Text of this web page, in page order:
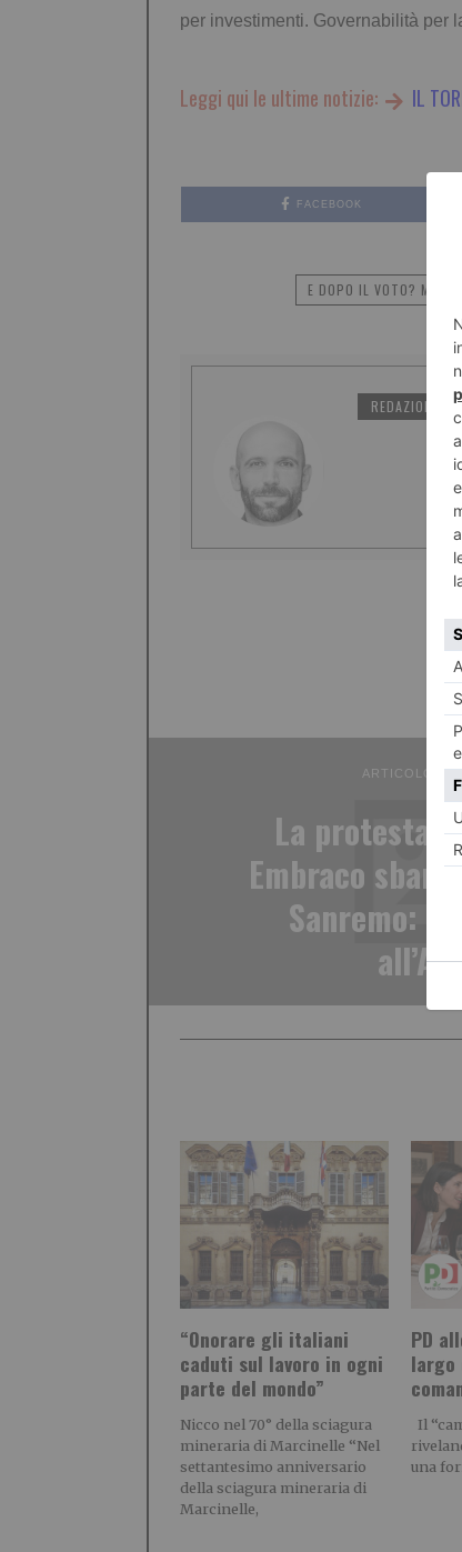
per investimenti. Governabilità per
Leggi qui le ultime notizie: IL
FACEBOOK
E DOPO IL VOTO? MI SA
REDAZIONE IL
ARTICOLO
La protesta
Embraco
Sanremo:
“Onorare gli italiani
caduti sul lavoro in ogni
parte del mondo”
Nicco nel 70° della sciagura
mineraria di Marcinelle “Nel
settantesimo anniversario
della sciagura mineraria di
Marcinelle,
PD
largo
Il
una